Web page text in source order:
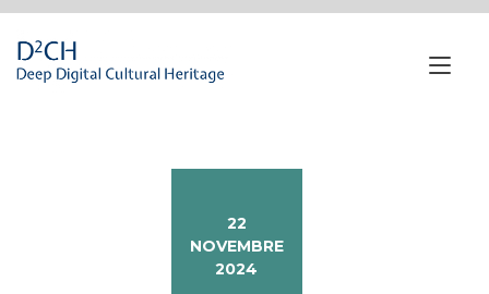
contenuto
22
NOVEMBRE
2024